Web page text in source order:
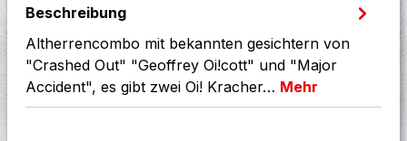
Beschreibung
Altherrencombo mit bekannten gesichtern von
"Crashed Out" "Geoffrey Oi!cott" und "Major
Accident", es gibt zwei Oi! Kracher… Mehr